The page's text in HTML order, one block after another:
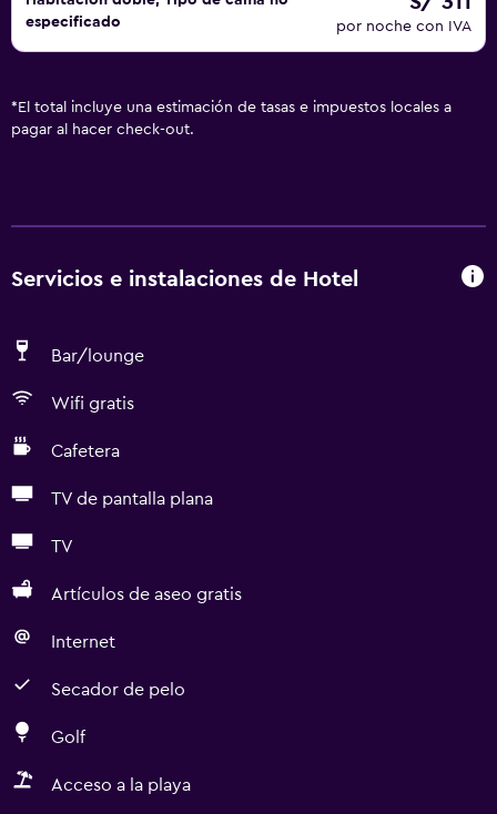
especificado
por noche con IVA
* El total incluye una estimación de tasas e impuestos locales a
pagar al hacer check-out.
Servicios e instalaciones de Hotel
Bar/lounge
Wifi gratis
Cafetera
TV de pantalla plana
TV
Artículos de aseo gratis
Internet
Secador de pelo
Golf
Acceso a la playa